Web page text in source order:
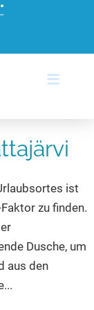
≡
ist
zu finden.
Dusche, um
aus den